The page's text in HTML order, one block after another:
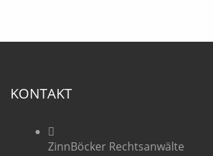
KONTAKT
ZinnBöcker Rechtsanwälte